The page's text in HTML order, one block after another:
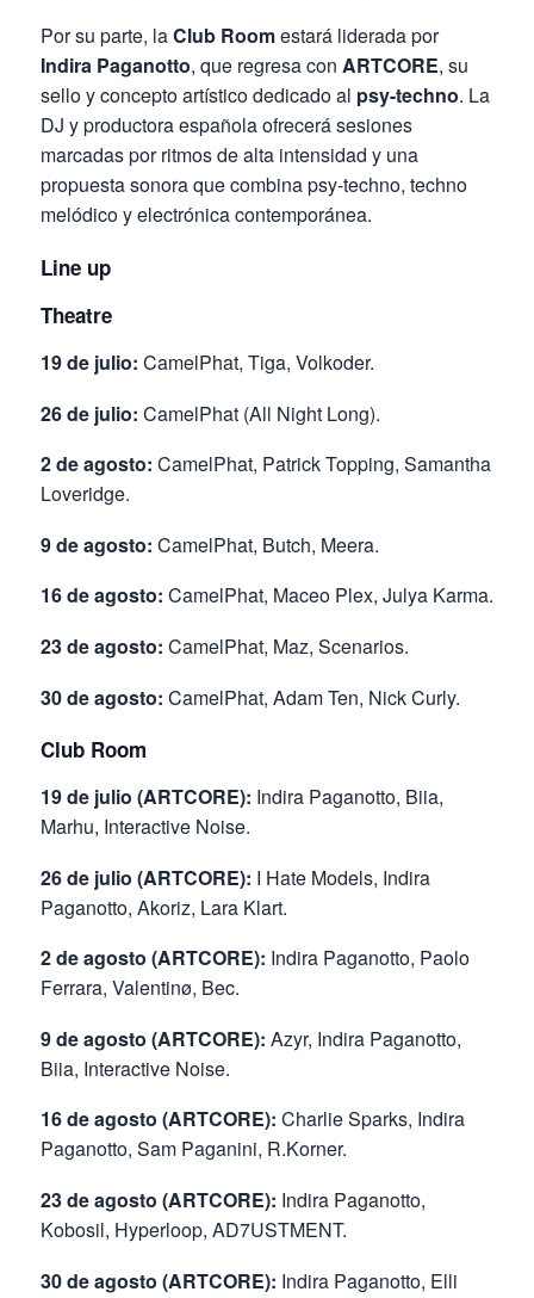
Por su parte, laClub Roomestará liderada por
Indira Paganotto, que regresa con ARTCORE, su
sello y concepto artístico dedicado al psy-techno. La
DJ y productora española ofrecerá sesiones
marcadas por ritmos de alta intensidad y una
propuesta sonora que combina psy-techno, techno
melódico y electrónica contemporánea.
Line up
Theatre
19 de julio: CamelPhat, Tiga, Volkoder.
26 de julio: CamelPhat (All Night Long).
2 de agosto: CamelPhat, Patrick Topping, Samantha
Loveridge.
9 de agosto: CamelPhat, Butch, Meera.
16 de agosto: CamelPhat, Maceo Plex, Julya Karma.
23 de agosto: CamelPhat, Maz, Scenarios.
30 de agosto: CamelPhat, Adam Ten, Nick Curly.
Club Room
19 de julio (ARTCORE): Indira Paganotto, Biia,
Marhu, Interactive Noise.
26 de julio (ARTCORE): I Hate Models, Indira
Paganotto, Akoriz, Lara Klart.
2 de agosto (ARTCORE): Indira Paganotto, Paolo
Ferrara, Valentinø, Bec.
9 de agosto (ARTCORE): Azyr, Indira Paganotto,
Biia, Interactive Noise.
16 de agosto (ARTCORE): Charlie Sparks, Indira
Paganotto, Sam Paganini, R.Korner.
23 de agosto (ARTCORE): Indira Paganotto,
Kobosil, Hyperloop, AD7USTMENT.
30 de agosto (ARTCORE): Indira Paganotto, Elli